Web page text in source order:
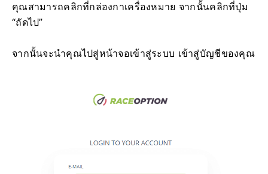
คุณสามารถคลิกที่กล่องกาเครื่องหมาย จากนั้นคลิกที่ปุ่ม
“ถัดไป”
จากนั้นจะนำคุณไปสู่หน้าจอเข้าสู่ระบบ เข้าสู่บัญชีของคุณ